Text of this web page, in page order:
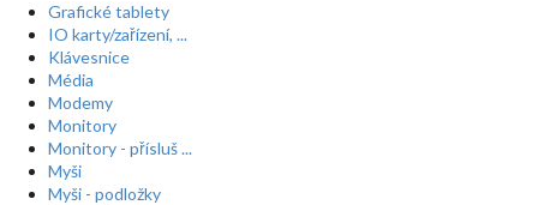
Grafické tablety
IO karty/zařízení, ...
Klávesnice
Média
Modemy
Monitory
Monitory - přísluš ...
Myši
Myši - podložky